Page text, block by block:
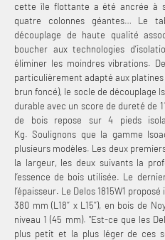
cette île flottante a été ancrée à
quatre colonnes géantes… Le
découplage de haute qualité
boucher aux technologies
éliminer les moindres vibrations.
particulièrement adapté aux
brun foncé), le socle de découplage
durable avec un score de dureté de
de bois repose sur 4 pieds
Kg. Soulignons que la gamme
plusieurs modèles. Les deux
la largeur, les deux suivants la
l’essence de bois utilisée. Le
l’épaisseur. Le Delos 1815W1
380 mm (L18’’ x L15’’), en bois de
niveau 1 (45 mm). "Est-ce que les
plus petit et la plus léger de ces